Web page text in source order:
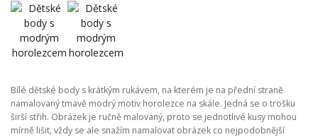
Bílé dětské body s krátkým rukávem, na kterém je na přední straně
namalovaný tmavě modrý motiv horolezce na skále. Jedná se o trošku
širší střih. Obrázek je ručně malovaný, proto se jednotlivé kusy mohou
mírně lišit, vždy se ale snažím namalovat obrázek co nejpodobnější